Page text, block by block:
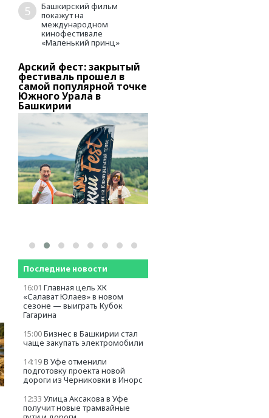
5
Башкирский фильм
покажут на
международном
кинофестивале
«Маленький принц»
Арский фест: закрытый
фестиваль прошел в
самой популярной точке
Южного Урала в
Башкирии
Последние новости
16:01 Главная цель ХК
«Салават Юлаев» в новом
сезоне — выиграть Кубок
Гагарина
15:00Бизнес в Башкирии стал
чаще закупать электромобили
14:19В Уфе отменили
подготовку проекта новой
дороги из Черниковки в Инорс
12:33 Улица Аксакова в Уфе
получит новые трамвайные